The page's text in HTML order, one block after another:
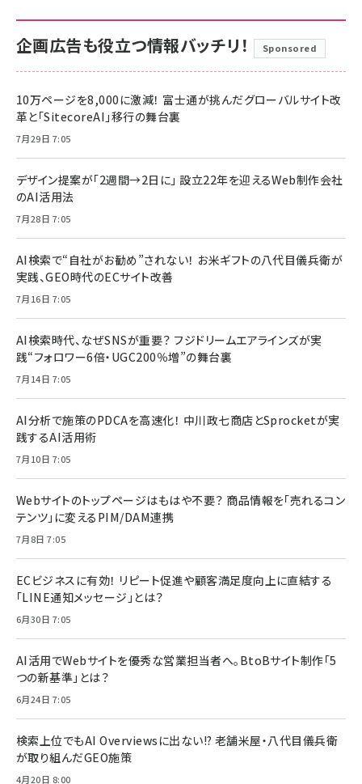
企画広告も役立つ情報バッチリ！ Sponsored
10万ページを8,000に激減！ 富士通が挑んだグローバルサイト改
革と「SitecoreAI」移行の舞台裏
7月29日 7:05
デザイン提案が「2週間→2日に」 設立22年を迎えるWeb制作会社
のAI活用法
7月28日 7:05
AI検索で“自社がお勧め”されない！ お米ギフトの八代目儀兵衛が
実践、GEO時代のECサイト改善
7月16日 7:05
AI検索時代、なぜSNSが重要？ フジドリームエアラインズが実
践“フォロワー6倍・UGC200％増”の舞台裏
7月14日 7:05
AI分析で施策のPDCAを高速化！ 中川政七商店とSprocketが実
践するAI活用術
7月10日 7:05
Webサイトのトップページはもはや不要？ 商品情報を「売れるコン
テンツ」に変えるPIM/DAM連携
7月8日 7:05
ECビジネスに有効！ リピート促進や顧客満足度向上に直結する
「LINE通知メッセージ」とは？
6月30日 7:05
AI活用でWebサイトを優秀な営業担当者へ。BtoBサイト制作「5
つの新基準」とは？
6月24日 7:05
検索上位でもAI Overviewsに出ない!? 老舗米屋・八代目儀兵衛
が取り組んだGEO施策
4月20日 8:00